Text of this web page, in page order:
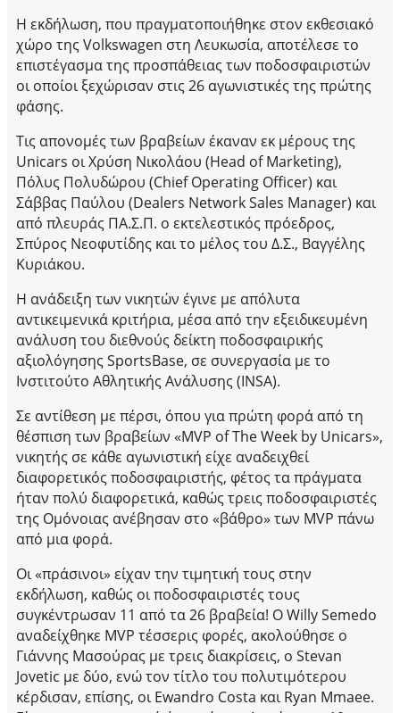
Η εκδήλωση, που πραγματοποιήθηκε στον εκθεσιακό
χώρο της Volkswagen στη Λευκωσία, αποτέλεσε το
επιστέγασμα της προσπάθειας των ποδοσφαιριστών
οι οποίοι ξεχώρισαν στις 26 αγωνιστικές της πρώτης
φάσης.
Τις απονομές των βραβείων έκαναν εκ μέρους της
Unicars οι Χρύση Νικολάου (Head of Marketing),
Πόλυς Πολυδώρου (Chief Operating Officer) και
Σάββας Παύλου (Dealers Network Sales Manager) και
από πλευράς ΠΑ.Σ.Π. ο εκτελεστικός πρόεδρος,
Σπύρος Νεοφυτίδης και το μέλος του Δ.Σ., Βαγγέλης
Κυριάκου.
Η ανάδειξη των νικητών έγινε με απόλυτα
αντικειμενικά κριτήρια, μέσα από την εξειδικευμένη
ανάλυση του διεθνούς δείκτη ποδοσφαιρικής
αξιολόγησης SportsBase, σε συνεργασία με το
Ινστιτούτο Αθλητικής Ανάλυσης (INSA).
Σε αντίθεση με πέρσι, όπου για πρώτη φορά από τη
θέσπιση των βραβείων «MVP of The Week by Unicars»,
νικητής σε κάθε αγωνιστική είχε αναδειχθεί
διαφορετικός ποδοσφαιριστής, φέτος τα πράγματα
ήταν πολύ διαφορετικά, καθώς τρεις ποδοσφαιριστές
της Ομόνοιας ανέβησαν στο «βάθρο» των MVP πάνω
από μια φορά.
Οι «πράσινοι» είχαν την τιμητική τους στην
εκδήλωση, καθώς οι ποδοσφαιριστές τους
συγκέντρωσαν 11 από τα 26 βραβεία! Ο Willy Semedo
αναδείχθηκε MVP τέσσερις φορές, ακολούθησε ο
Γιάννης Μασούρας με τρεις διακρίσεις, ο Stevan
Jovetic με δύο, ενώ τον τίτλο του πολυτιμότερου
κέρδισαν, επίσης, οι Ewandro Costa και Ryan Mmaee.